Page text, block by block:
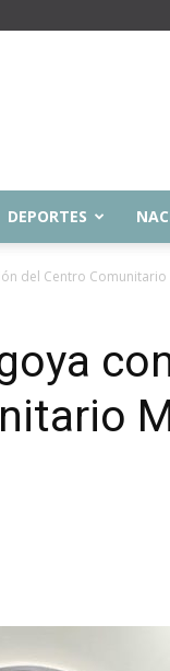
DEPORTES
del Centro